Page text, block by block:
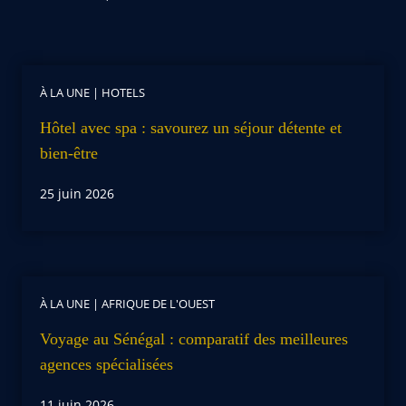
À LA UNE | HOTELS
Hôtel avec spa : savourez un séjour détente et
bien-être
25 juin 2026
À LA UNE | AFRIQUE DE L'OUEST
Voyage au Sénégal : comparatif des meilleures
agences spécialisées